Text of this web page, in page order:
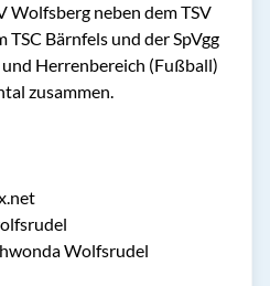
Wolfsberg neben dem TSV
Bärnfels und der SpVgg
Herrenbereich (Fußball)
zusammen.